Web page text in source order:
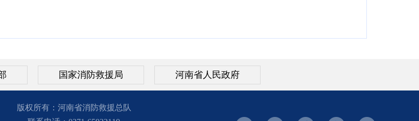
国家消防救援局 河南省人民政府
版权所有：河南省消防救援总队